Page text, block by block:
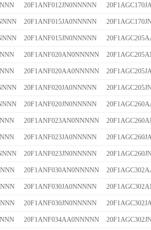
20F1ANF012JN0NNNNN
20F1ANF015JA0NNNNN
20F1ANF015JN0NNNNN
20F1ANF020AN0NNNNN
20F1ANF020AA0NNNNN
20F1ANF020JA0NNNNN
20F1ANF020JN0NNNNN
20F1ANF023AN0NNNNN
20F1ANF023JA0NNNNN
20F1ANF023JN0NNNNN
20F1ANF030AN0NNNNN
20F1ANF030JA0NNNNN
20F1ANF030JN0NNNNN
20F1ANF034AA0NNNNN